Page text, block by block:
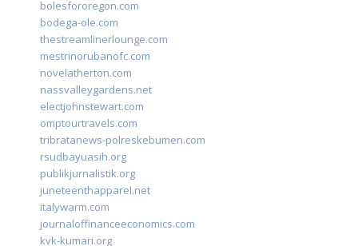
bolesfororegon.com
bodega-ole.com
thestreamlinerlounge.com
mestrinorubanofc.com
novelatherton.com
nassvalleygardens.net
electjohnstewart.com
omptourtravels.com
tribratanews-polreskebumen.com
rsudbayuasih.org
publikjurnalistik.org
juneteenthapparel.net
italywarm.com
journaloffinanceeconomics.com
kvk-kumari.org